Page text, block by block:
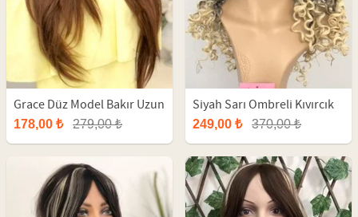
Grace Düz Model Bakır Uzun
Fiber Peruk
178,00 ₺ 279,00 ₺
Siyah Sarı Ombreli Kıvırcık
Fiber Peruk
249,00 ₺ 370,00 ₺